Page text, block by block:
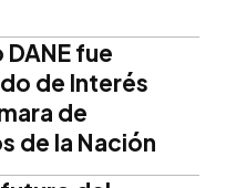
fue
de Interés
de
de la Nación